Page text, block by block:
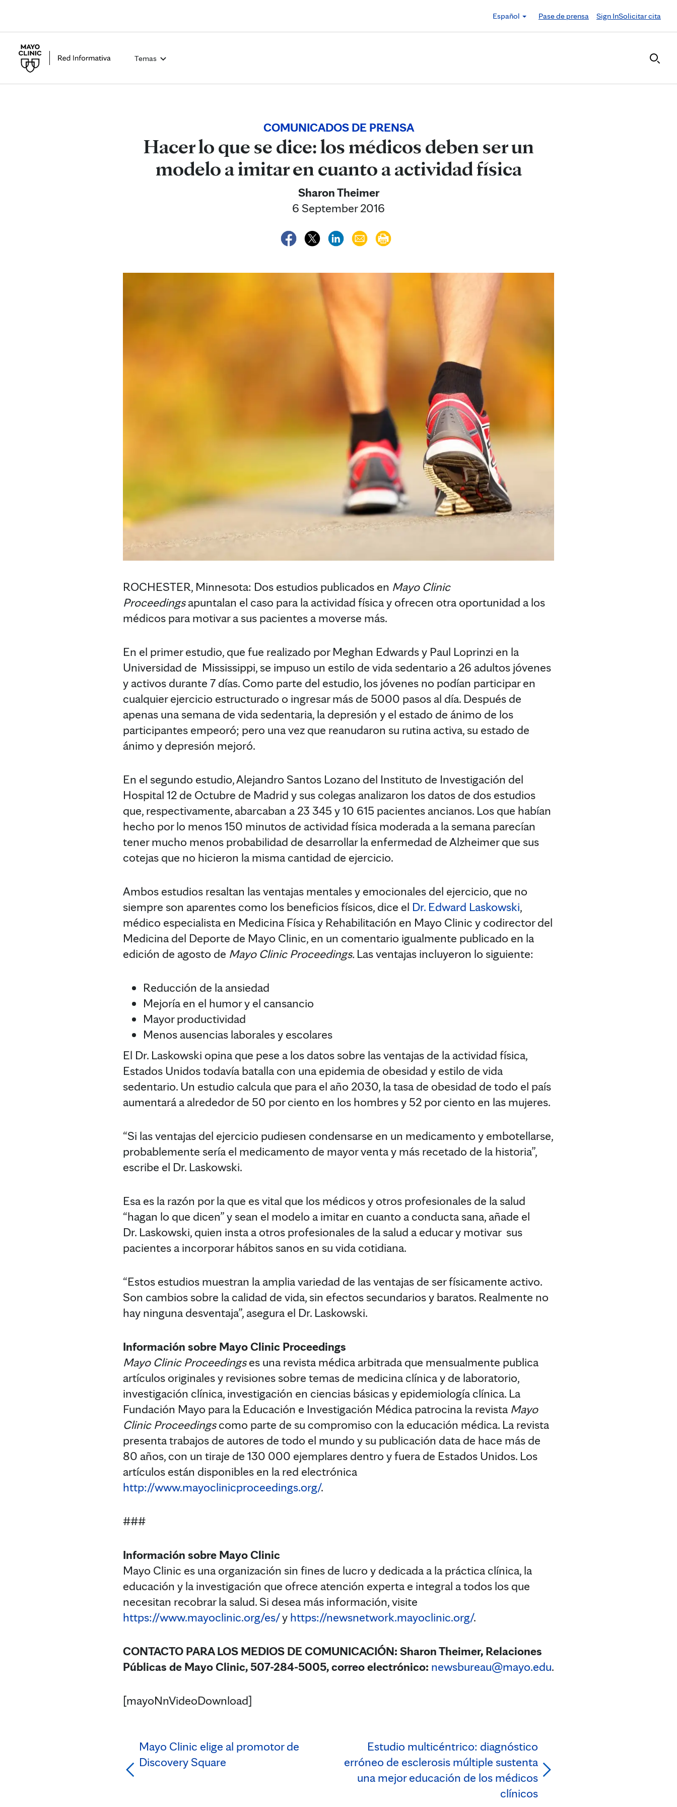
Español
Pase de prensa Sign InSolicitar cita
Temas
COMUNICADOS DE PRENSA
Hacer lo que se dice: los médicos deben ser un
modelo a imitar en cuanto a actividad física
Sharon Theimer
6 September 2016
ROCHESTER, Minnesota: Dos estudios publicados en Mayo Clinic
Proceedingsapuntalan el caso para la actividad física y ofrecen otra oportunidad a los
médicos para motivar a sus pacientes a moverse más.
En el primer estudio, que fue realizado por Meghan Edwards y Paul Loprinzi en la
Universidad de Mississippi, se impuso un estilo de vida sedentario a 26 adultos jóvenes
y activos durante 7 días. Como parte del estudio, los jóvenes no podían participar en
cualquier ejercicio estructurado o ingresar más de 5000 pasos al día. Después de
apenas una semana de vida sedentaria, la depresión y el estado de ánimo de los
participantes empeoró; pero una vez que reanudaron su rutina activa, su estado de
ánimo y depresión mejoró.
En el segundo estudio, Alejandro Santos Lozano del Instituto de Investigación del
Hospital 12 de Octubre de Madrid y sus colegas analizaron los datos de dos estudios
que, respectivamente, abarcaban a 23 345 y 10 615 pacientes ancianos. Los que habían
hecho por lo menos 150 minutos de actividad física moderada a la semana parecían
tener mucho menos probabilidad de desarrollar la enfermedad de Alzheimer que sus
cotejas que no hicieron la misma cantidad de ejercicio.
Ambos estudios resaltan las ventajas mentales y emocionales del ejercicio, que no
siempre son aparentes como los beneficios físicos, dice el Dr. Edward Laskowski,
médico especialista en Medicina Física y Rehabilitación en Mayo Clinic y codirector del
Medicina del Deporte de Mayo Clinic, en un comentario igualmente publicado en la
edición de agosto de Mayo Clinic Proceedings. Las ventajas incluyeron lo siguiente:
Reducción de la ansiedad
Mejoría en el humor y el cansancio
Mayor productividad
Menos ausencias laborales y escolares
El Dr. Laskowski opina que pese a los datos sobre las ventajas de la actividad física,
Estados Unidos todavía batalla con una epidemia de obesidad y estilo de vida
sedentario. Un estudio calcula que para el año 2030, la tasa de obesidad de todo el país
aumentará a alrededor de 50 por ciento en los hombres y 52 por ciento en las mujeres.
“Si las ventajas del ejercicio pudiesen condensarse en un medicamento y embotellarse,
probablemente sería el medicamento de mayor venta y más recetado de la historia”,
escribe el Dr. Laskowski.
Esa es la razón por la que es vital que los médicos y otros profesionales de la salud
“hagan lo que dicen” y sean el modelo a imitar en cuanto a conducta sana, añade el
Dr. Laskowski, quien insta a otros profesionales de la salud a educar y motivar sus
pacientes a incorporar hábitos sanos en su vida cotidiana.
“Estos estudios muestran la amplia variedad de las ventajas de ser físicamente activo.
Son cambios sobre la calidad de vida, sin efectos secundarios y baratos. Realmente no
hay ninguna desventaja”, asegura el Dr. Laskowski.
Información sobre Mayo Clinic Proceedings
Mayo Clinic Proceedingses una revista médica arbitrada que mensualmente publica
artículos originales y revisiones sobre temas de medicina clínica y de laboratorio,
investigación clínica, investigación en ciencias básicas y epidemiología clínica. La
Fundación Mayo para la Educación e Investigación Médica patrocina la revista Mayo
Clinic Proceedingscomo parte de su compromiso con la educación médica. La revista
presenta trabajos de autores de todo el mundo y su publicación data de hace más de
80 años, con un tiraje de 130 000 ejemplares dentro y fuera de Estados Unidos. Los
artículos están disponibles en la red electrónica
http://www.mayoclinicproceedings.org/.
###
Información sobre Mayo Clinic
Mayo Clinic es una organización sin fines de lucro y dedicada a la práctica clínica, la
educación y la investigación que ofrece atención experta e integral a todos los que
necesitan recobrar la salud. Si desea más información, visite
https://www.mayoclinic.org/es/y https://newsnetwork.mayoclinic.org/.
CONTACTO PARA LOS MEDIOS DE COMUNICACIÓN: Sharon Theimer, Relaciones
Públicas de Mayo Clinic, 507-284-5005, correo electrónico: newsbureau@mayo.edu.
[mayoNnVideoDownload]
Mayo Clinic elige al promotor de
Discovery Square
Estudio multicéntrico: diagnóstico
erróneo de esclerosis múltiple sustenta
una mejor educación de los médicos
clínicos